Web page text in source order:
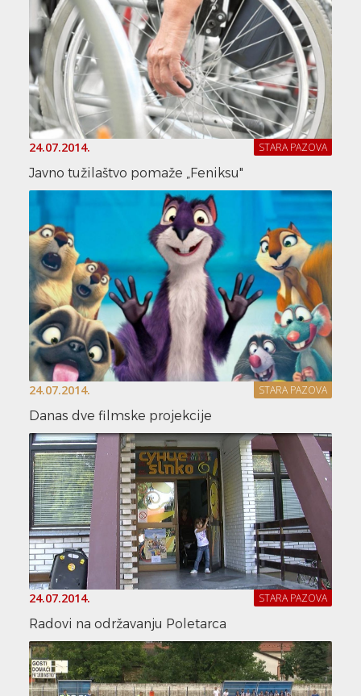
24.07.2014. STARA PAZOVA
Javno tužilaštvo pomaže „Feniksu"
24.07.2014. STARA PAZOVA
Danas dve filmske projekcije
24.07.2014. STARA PAZOVA
Radovi na održavanju Poletarca